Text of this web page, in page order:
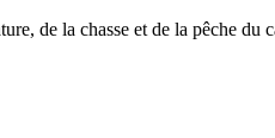
de la chasse et de la pêche du